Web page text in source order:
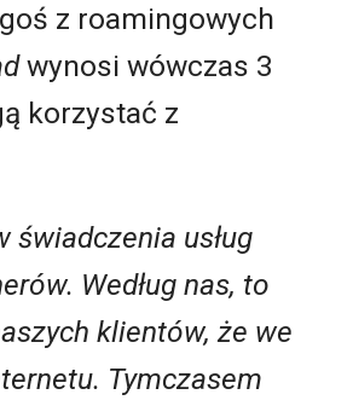
z roamingowych
wynosi wówczas 3
korzystać z
usług
Według nas, to
klientów, że we
Tymczasem